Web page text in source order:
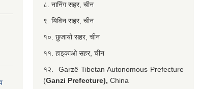
८. नानिंग सहर, चीन
९. यिविन सहर, चीन
१०. छुजायो सहर, चीन
११. हाइकाओ सहर, चीन
१२. Garzê Tibetan Autonomous Prefecture
(Ganzi Prefecture), China